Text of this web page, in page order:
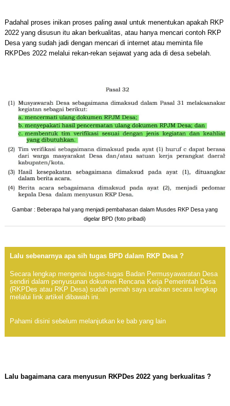
Padahal proses inikan proses paling awal untuk menentukan apakah RKP
2022 yang disusun itu akan berkualitas, atau hanya mencari contoh RKP
Desa yang sudah jadi dengan mencari di internet atau meminta file
RKPDes 2022 melalui rekan-rekan sejawat yang ada di desa sebelah.
Gambar : Beberapa hal yang menjadi pembahasan dalam Musdes RKP Desa yang
digelar BPD (foto pribadi)
Lalu sebenarnya apa sih tugas BPD dalam RKP Desa ?
Secara lengkap mengenai tugas-tugas Badan Permusyawaratan Desa
sendiri dalam penyusunan dokumen Rencana Kerja Pemerintah Desa
(RKPDes atau RKP Desa) sudah pernah saya uraikan secara lengkap
melalui link artikel dibawah ini.
Pahami disini sebelum melanjutkan ke bab yang lain
Lalu bagaimana cara menyusun RKPDes 2022 yang berkualitas ?